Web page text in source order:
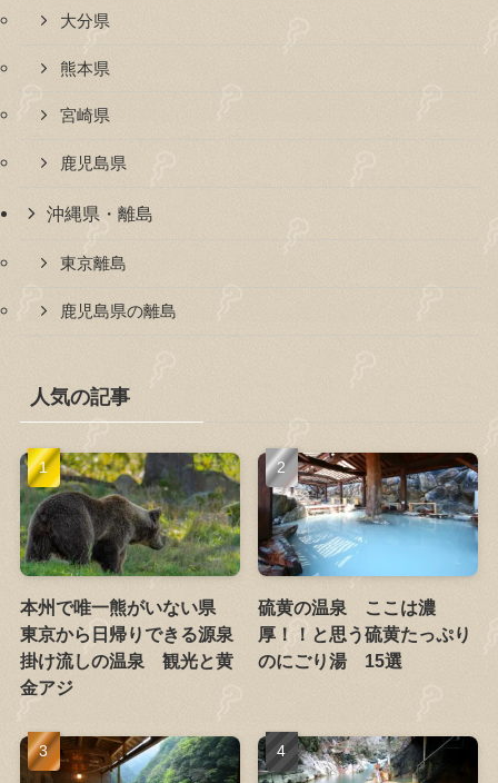
大分県
熊本県
宮崎県
鹿児島県
沖縄県・離島
東京離島
鹿児島県の離島
人気の記事
本州で唯一熊がいない県
東京から日帰りできる源泉
掛け流しの温泉 観光と黄
金アジ
硫黄の温泉 ここは濃
厚！！と思う硫黄たっぷり
のにごり湯 15選